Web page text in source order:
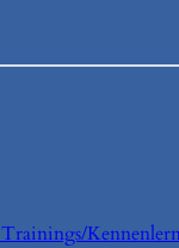
Trainings/